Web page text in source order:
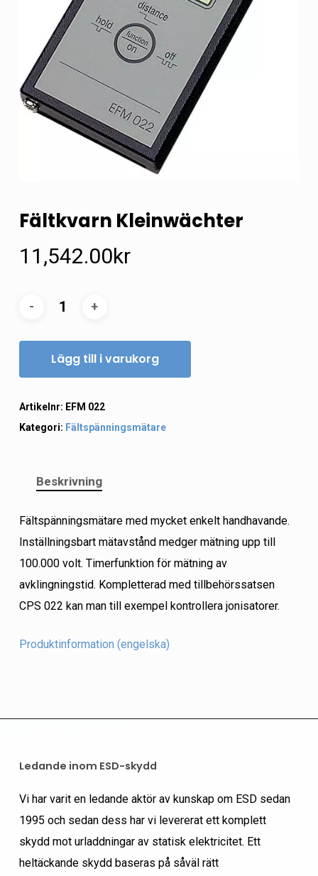
Fältkvarn Kleinwächter
11,542.00kr
Lägg till i varukorg
Artikelnr: EFM 022
Kategori: Fältspänningsmätare
Beskrivning
Fältspänningsmätare med mycket enkelt handhavande.
Inställningsbart mätavstånd medger mätning upp till
100.000 volt. Timerfunktion för mätning av
avklingningstid. Kompletterad med tillbehörssatsen
CPS 022 kan man till exempel kontrollera jonisatorer.
Produktinformation (engelska)
Ledande inom ESD-skydd
Vi har varit en ledande aktör av kunskap om ESD sedan
1995 och sedan dess har vi levererat ett komplett
skydd mot urladdningar av statisk elektricitet. Ett
heltäckande skydd baseras på såväl rätt